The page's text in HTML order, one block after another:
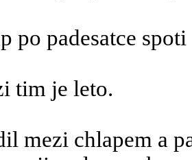
po padesatce
tim je leto.
mezi chlapem a